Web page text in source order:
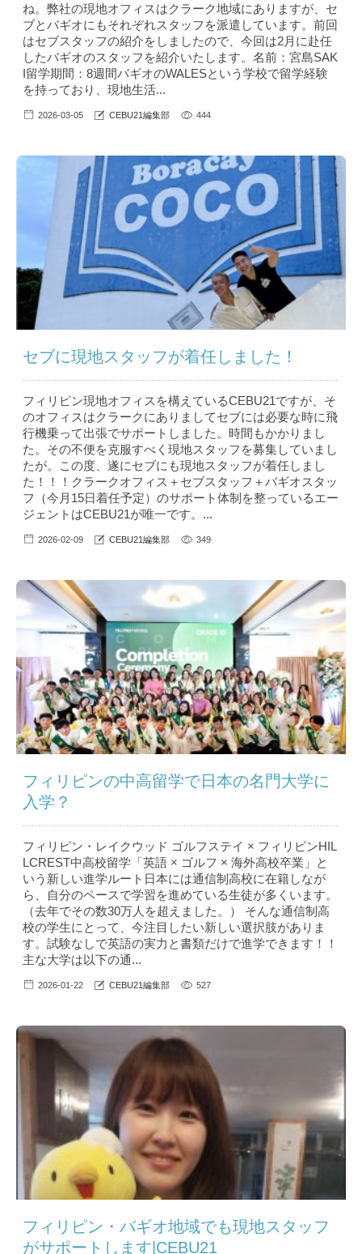
ね。弊社の現地オフィスはクラーク地域にありますが、セ
ブとバギオにもそれぞれスタッフを派遣しています。前回
はセブスタッフの紹介をしましたので、今回は2月に赴任
したバギオのスタッフを紹介いたします。名前：宮島SAK
I留学期間：8週間バギオのWALESという学校で留学経験
を持っており、現地生活...
2026-03-05 CEBU21編集部 444
セブに現地スタッフが着任しました！
フィリピン現地オフィスを構えているCEBU21ですが、そ
のオフィスはクラークにありましてセブには必要な時に飛
行機乗って出張でサポートしました。時間もかかりまし
た。その不便を克服すべく現地スタッフを募集していまし
たが。この度、遂にセブにも現地スタッフが着任しまし
た！！！クラークオフィス＋セブスタッフ＋バギオスタッ
フ（今月15日着任予定）のサポート体制を整っているエー
ジェントはCEBU21が唯一です。...
2026-02-09 CEBU21編集部 349
フィリピンの中高留学で日本の名門大学に
入学？
フィリピン・レイクウッド ゴルフステイ × フィリピンHIL
LCREST中高校留学「英語 × ゴルフ × 海外高校卒業」と
いう新しい進学ルート日本には通信制高校に在籍しなが
ら、自分のペースで学習を進めている生徒が多くいます。
（去年でその数30万人を超えました。） そんな通信制高
校の学生にとって、今注目したい新しい選択肢がありま
す。試験なしで英語の実力と書類だけで進学できます！！
主な大学は以下の通...
2026-01-22 CEBU21編集部 527
フィリピン・バギオ地域でも現地スタッフ
がサポートします|CEBU21